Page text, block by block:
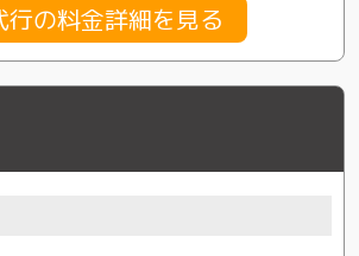
行の料金詳細を見る